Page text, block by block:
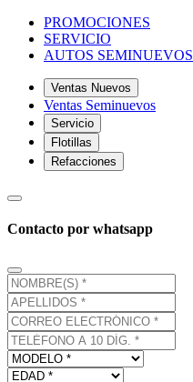
PROMOCIONES
SERVICIO
AUTOS SEMINUEVOS
Ventas Nuevos
Ventas Seminuevos
Servicio
Flotillas
Refacciones
Contacto por whatsapp